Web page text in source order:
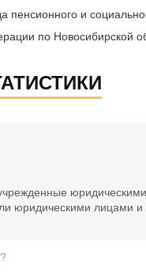
пенсионного и
по Новосибирской
юридическими лицами и
?